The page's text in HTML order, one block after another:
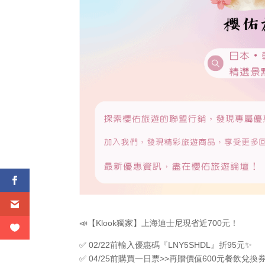
📣【Klook獨家】上海迪士尼現省近700元！
✅ 02/22前輸入優惠碼『LNY5SHDL』折95元✨
✅ 04/25前購買一日票>>再贈價值600元餐飲兌換